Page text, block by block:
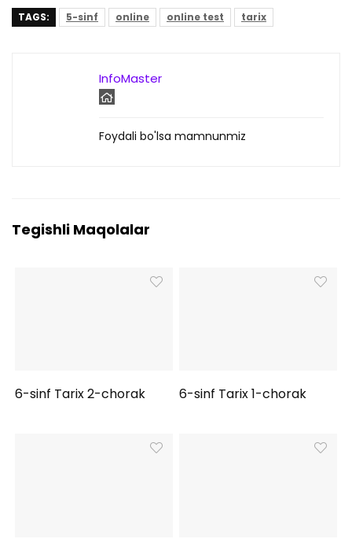
TAGS: 5-sinf online online test tarix
InfoMaster
Foydali bo'lsa mamnunmiz
Tegishli Maqolalar
6-sinf Tarix 2-chorak 6-sinf Tarix 1-chorak